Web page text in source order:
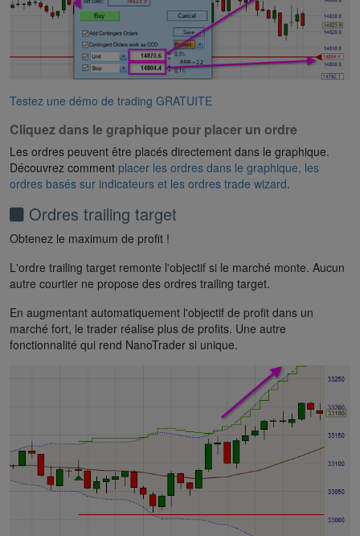
Testez une démo de trading GRATUITE
Cliquez dans le graphique pour placer un ordre
Les ordres peuvent être placés directement dans le graphique.
Découvrez comment placer les ordres dans le graphique, les
ordres basés sur indicateurs et les ordres trade wizard.
Ordres trailing target
Obtenez le maximum de profit !
L'ordre trailing target remonte l'objectif si le marché monte. Aucun
autre courtier ne propose des ordres trailing target.
En augmentant automatiquement l'objectif de profit dans un
marché fort, le trader réalise plus de profits. Une autre
fonctionnalité qui rend NanoTrader si unique.